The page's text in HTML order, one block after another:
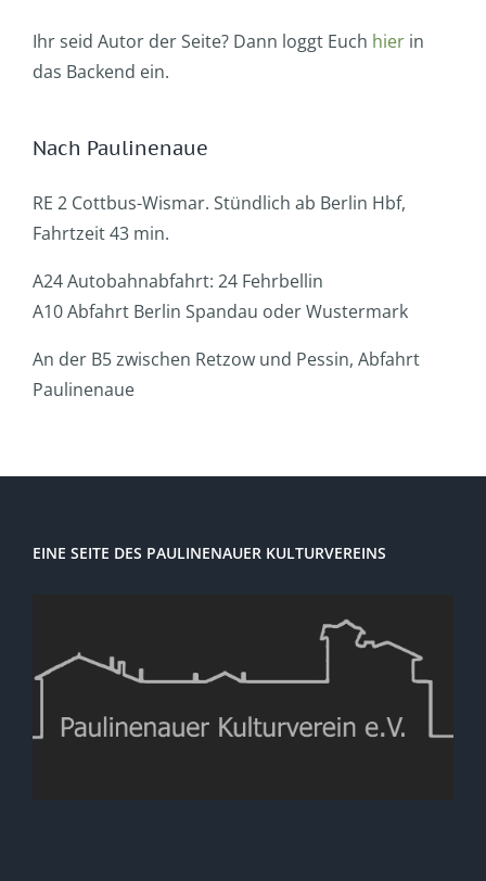
Ihr seid Autor der Seite? Dann loggt Euch hier in
das Backend ein.
Nach Paulinenaue
RE 2 Cottbus-Wismar. Stündlich ab Berlin Hbf,
Fahrtzeit 43 min.
A24 Autobahnabfahrt: 24 Fehrbellin
A10 Abfahrt Berlin Spandau oder Wustermark
An der B5 zwischen Retzow und Pessin, Abfahrt
Paulinenaue
EINE SEITE DES PAULINENAUER KULTURVEREINS